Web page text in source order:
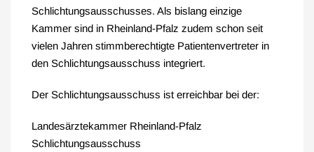
Schlichtungsausschusses. Als bislang einzige
Kammer sind in Rheinland-Pfalz zudem schon seit
vielen Jahren stimmberechtigte Patientenvertreter in
den Schlichtungsausschuss integriert.
Der Schlichtungsausschuss ist erreichbar bei der:
Landesärztekammer Rheinland-Pfalz
Schlichtungsausschuss